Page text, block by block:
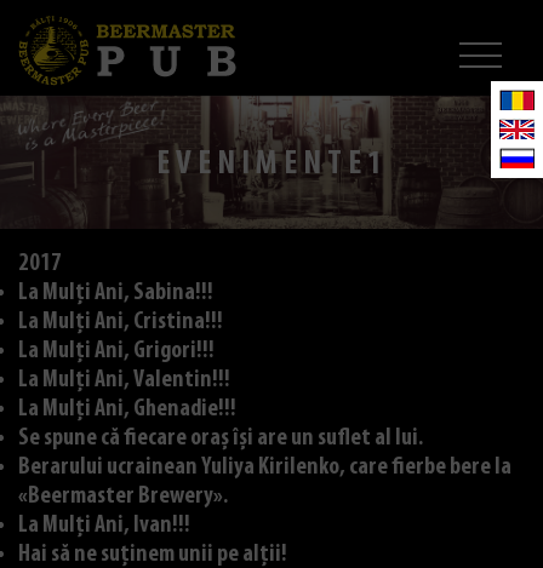
EVENIMENTE1
2017
La Mulți Ani, Sabina!!!
La Mulți Ani, Cristina!!!
La Mulți Ani, Grigori!!!
La Mulți Ani, Valentin!!!
La Mulți Ani, Ghenadie!!!
Se spune că fiecare oraș își are un suflet al lui.
Berarului ucrainean Yuliya Kirilenko, care fierbe bere la
«Beermaster Brewery».
La Mulți Ani, Ivan!!!
Hai să ne suținem unii pe alții!